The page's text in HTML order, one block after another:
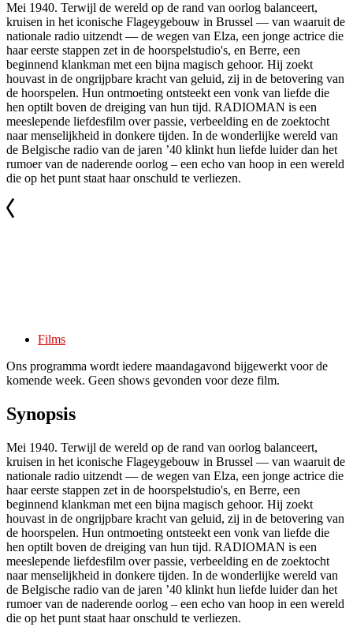
Mei 1940. Terwijl de wereld op de rand van oorlog balanceert,
kruisen in het iconische Flageygebouw in Brussel — van waaruit de
nationale radio uitzendt — de wegen van Elza, een jonge actrice die
haar eerste stappen zet in de hoorspelstudio's, en Berre, een
beginnend klankman met een bijna magisch gehoor. Hij zoekt
houvast in de ongrijpbare kracht van geluid, zij in de betovering van
de hoorspelen. Hun ontmoeting ontsteekt een vonk van liefde die
hen optilt boven de dreiging van hun tijd. RADIOMAN is een
meeslepende liefdesfilm over passie, verbeelding en de zoektocht
naar menselijkheid in donkere tijden. In de wonderlijke wereld van
de Belgische radio van de jaren ’40 klinkt hun liefde luider dan het
rumoer van de naderende oorlog – een echo van hoop in een wereld
die op het punt staat haar onschuld te verliezen.
Films
Ons programma wordt iedere maandagavond bijgewerkt voor de
komende week. Geen shows gevonden voor deze film.
Synopsis
Mei 1940. Terwijl de wereld op de rand van oorlog balanceert,
kruisen in het iconische Flageygebouw in Brussel — van waaruit de
nationale radio uitzendt — de wegen van Elza, een jonge actrice die
haar eerste stappen zet in de hoorspelstudio's, en Berre, een
beginnend klankman met een bijna magisch gehoor. Hij zoekt
houvast in de ongrijpbare kracht van geluid, zij in de betovering van
de hoorspelen. Hun ontmoeting ontsteekt een vonk van liefde die
hen optilt boven de dreiging van hun tijd. RADIOMAN is een
meeslepende liefdesfilm over passie, verbeelding en de zoektocht
naar menselijkheid in donkere tijden. In de wonderlijke wereld van
de Belgische radio van de jaren ’40 klinkt hun liefde luider dan het
rumoer van de naderende oorlog – een echo van hoop in een wereld
die op het punt staat haar onschuld te verliezen.